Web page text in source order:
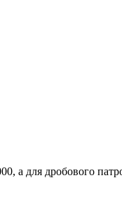
а для дробового